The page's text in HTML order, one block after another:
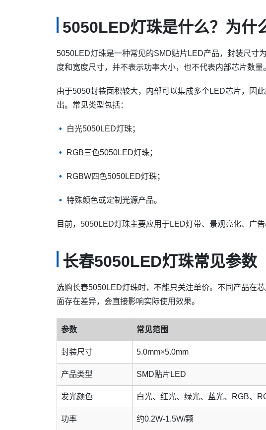
5050LED灯珠是什么？为什
5050LED灯珠是一种常见的SMD贴片LED产品，封装尺寸为
度和宽度尺寸，并不表示功率大小，也不代表内部芯片数量
由于5050封装面积较大，内部可以集成多个LED芯片，因
出。常见类型包括：
白光5050LED灯珠；
RGB三色5050LED灯珠；
RGBW四色5050LED灯珠；
特殊颜色或定制光源产品。
目前，5050LED灯珠主要应用于LED灯带、景观亮化、广
长春5050LED灯珠常见参数
选购长春5050LED灯珠时，不能只关注单价。不同产品在
面存在差异，会直接影响实际使用效果。
参数 常见范围
封装尺寸 5.0mm×5.0mm
产品类型 SMD贴片LED
发光颜色 白光、红光、绿光、蓝光、RGB、
功率 约0.2W-1.5W/颗